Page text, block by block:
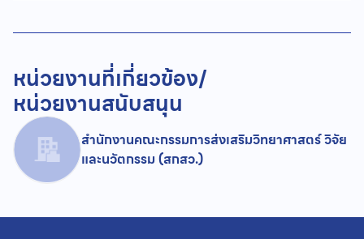
หน่วยงานที่เกี่ยวข้อง/
หน่วยงานสนับสนุน
สำนักงานคณะกรรมการส่งเสริมวิทยาศาสตร์ วิจัย
และนวัตกรรม (สกสว.)